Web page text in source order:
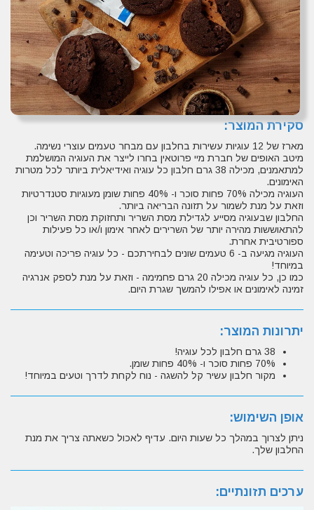
סקירת המוצר:
מארז של 12 עוגיות עשירות בחלבון עם מבחר טעמים עוצרי נשימה.
מיטב האופים של חברת מיי פרוטאין בחרו לייצר את העוגיה המושלמת
למתאמנים, מכילה 38 גרם חלבון כל עוגיה ואידיאלית ביותר לכל מטרות
האימונים.
העוגיה מכילה 70% פחות סוכר ו- 40% פחות שומן מעוגיות סטנדרטיות
וזאת על מנת לשמור על תזונה הבריאה ביותר.
החלבון שבעוגיה מסייע לגדילת מסת השריר ותחזוקת מסת השריר וכן
להתאוששות מהירה יותר של השרירים לאחר אימון ו/או כל פעילות
ספורטיבית אחרת.
העוגיה מגיעה ב- 6 טעמים שונים לבחירתכם - כל עוגיה פריכה וטעימה
במיוחד!
כמו כן, כל עוגיה מכילה 20 גרם פחמימה - וזאת על מנת לספק אנרגיה
זמינה לאימונים או אפילו להמשך שגרת היום.
יתרונות המוצר:
38 גרם חלבון לכל עוגיה!
70% פחות סוכר ו- 40% פחות שומן.
מקור חלבון עשיר קל להשגה - נוח לקחת לדרך וטעים במיוחד!
אופן השימוש:
ניתן לצרוך במהלך כל שעות היום. עדיף לאכול כשאתה צריך את מנת
החלבון שלך.
ערכים תזונתיים: